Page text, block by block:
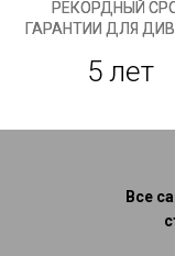
РЕКОРДНЫЙ
ГАРАНТИИ ДЛЯ
5 лет
Все